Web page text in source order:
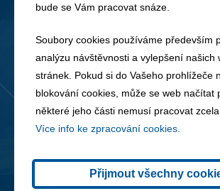
bude se Vám pracovat snáze.
Soubory cookies používáme především
analýzu návštěvnosti a vylepšení našich
stránek. Pokud si do Vašeho prohlížeče
blokování cookies, může se web načítat
některé jeho části nemusí pracovat zcela
Více info ke zpracování cookies.
Přijmout všechny